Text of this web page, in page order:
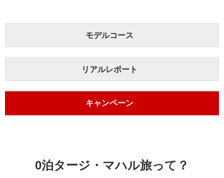
モデルコース
リアルレポート
キャンペーン
0泊タージ・マハル旅って？